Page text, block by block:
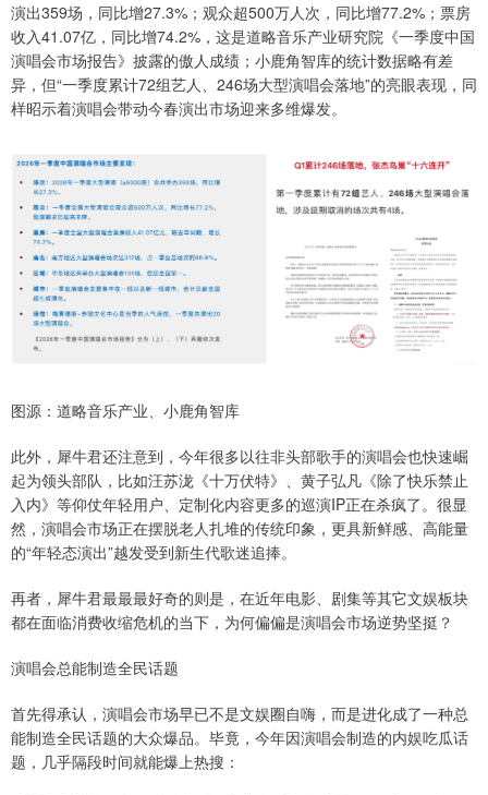
演出359场，同比增27.3%；观众超500万人次，同比增77.2%；票房
收入41.07亿，同比增74.2%，这是道略音乐产业研究院《一季度中国
演唱会市场报告》披露的傲人成绩；小鹿角智库的统计数据略有差
异，但“一季度累计72组艺人、246场大型演唱会落地”的亮眼表现，同
样昭示着演唱会带动今春演出市场迎来多维爆发。
图源：道略音乐产业、小鹿角智库
此外，犀牛君还注意到，今年很多以往非头部歌手的演唱会也快速崛
起为领头部队，比如汪苏泷《十万伏特》、黄子弘凡《除了快乐禁止
入内》等仰仗年轻用户、定制化内容更多的巡演IP正在杀疯了。很显
然，演唱会市场正在摆脱老人扎堆的传统印象，更具新鲜感、高能量
的“年轻态演出”越发受到新生代歌迷追捧。
再者，犀牛君最最最好奇的则是，在近年电影、剧集等其它文娱板块
都在面临消费收缩危机的当下，为何偏偏是演唱会市场逆势坚挺？
演唱会总能制造全民话题
首先得承认，演唱会市场早已不是文娱圈自嗨，而是进化成了一种总
能制造全民话题的大众爆品。毕竟，今年因演唱会制造的内娱吃瓜话
题，几乎隔段时间就能爆上热搜：